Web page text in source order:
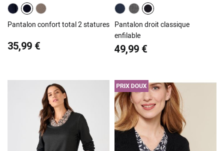
Pantalon confort total 2 statures
35,99 €
Pantalon droit classique
enfilable
49,99 €